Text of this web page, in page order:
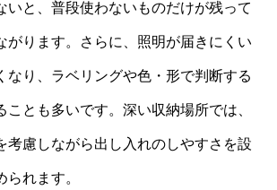
いと、普段使わないものだけが残って
がります。さらに、照明が届きにくい
なり、ラベリングや色・形で判断する
ことも多いです。深い収納場所では、
考慮しながら出し入れのしやすさを設
れます。